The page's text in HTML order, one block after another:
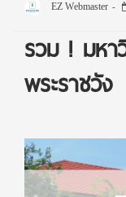
EZ Webmaster
รวม ! มหา
พระราชวัง